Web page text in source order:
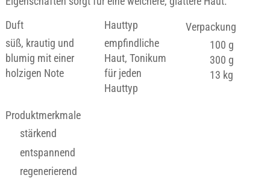
Duft
süß, krautig und
blumig mit einer
holzigen Note
Hauttyp
empfindliche
Haut, Tonikum
für jeden
Hauttyp
Produktmerkmale
stärkend
entspannend
regenerierend
Verpackung
100 g
300 g
13 kg